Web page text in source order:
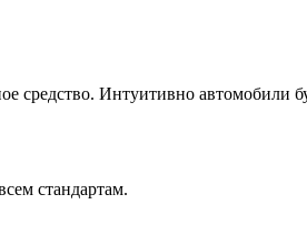
средство. Интуитивно автомобили
стандартам.